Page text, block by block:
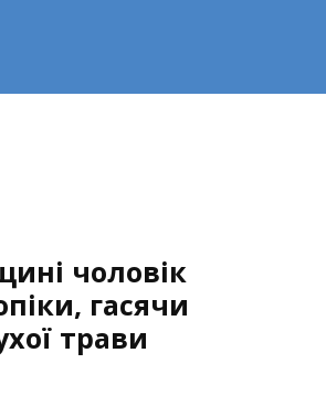
чоловік
гасячи
трави